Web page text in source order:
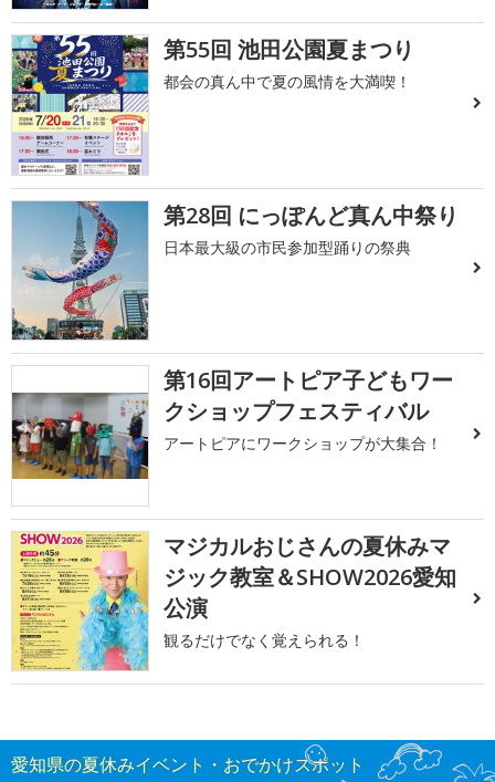
第55回 池田公園夏まつり
都会の真ん中で夏の風情を大満喫！
第28回 にっぽんど真ん中祭り
日本最大級の市民参加型踊りの祭典
第16回アートピア子どもワー
クショップフェスティバル
アートピアにワークショップが大集合！
マジカルおじさんの夏休みマ
ジック教室＆SHOW2026愛知
公演
観るだけでなく覚えられる！
愛知県の夏休みイベント・おでかけスポット